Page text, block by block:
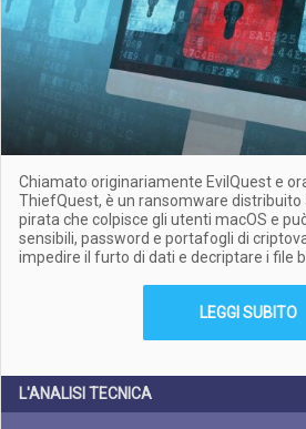
Chiamato originariamente EvilQuest e
ThiefQuest, è un ransomware
pirata che colpisce gli utenti macOS e
sensibili, password e portafogli di
impedire il furto di dati e decriptare i file
LEGGI SUBITO
L'ANALISI TECNICA